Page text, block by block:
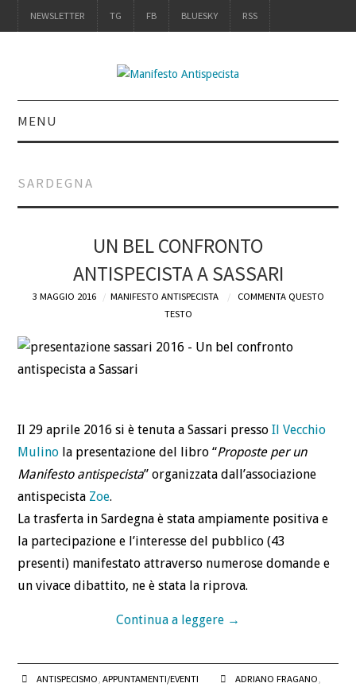
NEWSLETTER TG FB BLUESKY RSS
MENU
ACQUISTALO
DEFINIZIONI
BLOG
SARDEGNA
UN BEL CONFRONTO
ANTISPECISTA A SASSARI
3 MAGGIO 2016 MANIFESTO ANTISPECISTA
COMMENTA QUESTO
TESTO
Il 29 aprile 2016 si è tenuta a Sassari pressoIl Vecchio
Mulino la presentazione del libro “Proposte per un
Manifesto antispecista” organizzata dall’associazione
antispecista Zoe.
La trasferta in Sardegna è stata ampiamente positiva e
la partecipazione e l’interesse del pubblico (43
presenti) manifestato attraverso numerose domande e
un vivace dibattito, ne è stata la riprova.
Continua a leggere →
ANTISPECISMO, APPUNTAMENTI/EVENTI ADRIANO FRAGANO,